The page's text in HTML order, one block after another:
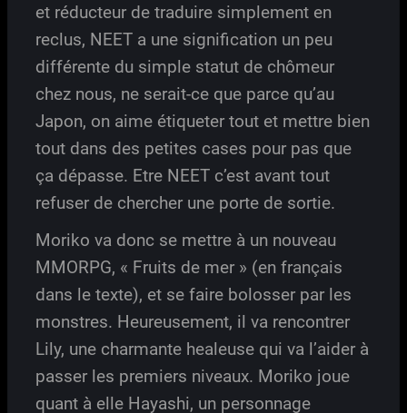
et réducteur de traduire simplement en
reclus, NEET a une signification un peu
différente du simple statut de chômeur
chez nous, ne serait-ce que parce qu’au
Japon, on aime étiqueter tout et mettre bien
tout dans des petites cases pour pas que
ça dépasse. Etre NEET c’est avant tout
refuser de chercher une porte de sortie.
Moriko va donc se mettre à un nouveau
MMORPG, « Fruits de mer » (en français
dans le texte), et se faire bolosser par les
monstres. Heureusement, il va rencontrer
Lily, une charmante healeuse qui va l’aider à
passer les premiers niveaux. Moriko joue
quant à elle Hayashi, un personnage